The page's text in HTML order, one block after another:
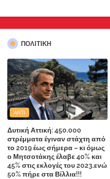
ΠΟΛΙΤΙΚΗ
ANTI
Δυτική Αττική: 450.000
στρέμματα έγιναν στάχτη από
το 2019 έως σήμερα – κι όμως
ο Μητσοτάκης έλαβε 40% και
45% στις εκλογές του 2023,ενώ
50% πήρε στα Βίλλια!!!